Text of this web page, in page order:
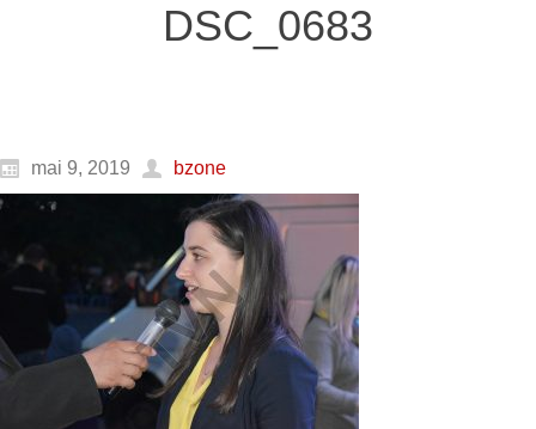
DSC_0683
mai 9, 2019 bzone